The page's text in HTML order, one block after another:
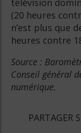
télévision
(20 heures
n’est plus que
heures contre
Source :
Conseil général
numérique.
PARTAGER